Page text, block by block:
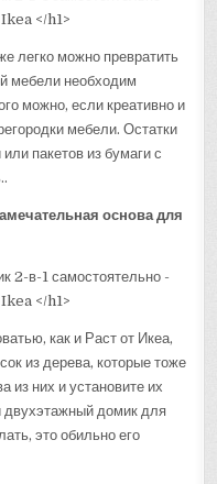
легко можно превратить
мебели необходим
можно, если креативно и
мебели. Остатки
пакетов из бумаги с
основа для
как и Раст от Икеа,
из дерева, которые тоже
из них и установите их
двухэтажный домик для
это обильно его